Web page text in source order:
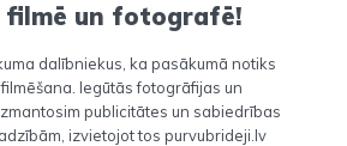
filmē un fotografē!
dalībniekus, ka pasākumā notiks
Iegūtās fotogrāfijas un
publicitātes un sabiedrības
izvietojot tos purvubrideji.lv